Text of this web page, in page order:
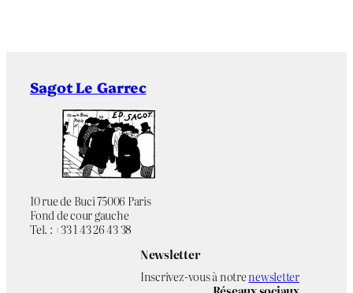
Sagot Le Garrec
10 rue de Buci 75006 Paris
Fond de cour gauche
Tel. : +33 1 43 26 43 38
Newsletter
Inscrivez-vous à notrenewsletter